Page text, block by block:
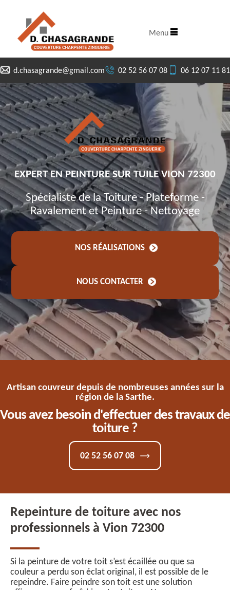
d.chasagrande@gmail.com 02 52 56 07 08 06 12 07 11 81
Menu
EXPERT EN PEINTURE SUR TUILE VION 72300
Spécialiste de la Toiture - Plateforme -
Ravalement et Peinture - Nettoyage
NOS RÉALISATIONS
NOUS CONTACTER
Artisan couvreur depuis de nombreuses années sur la
région de la Sarthe.
Vous avez besoin d'effectuer des travaux de
toiture ?
02 52 56 07 08
Repeinture de toiture avec nos
professionnels à Vion 72300
Si la peinture de votre toit s’est écaillée ou que sa
couleur a perdu son éclat original, il est possible de le
repeindre. Faire peindre son toit est une solution